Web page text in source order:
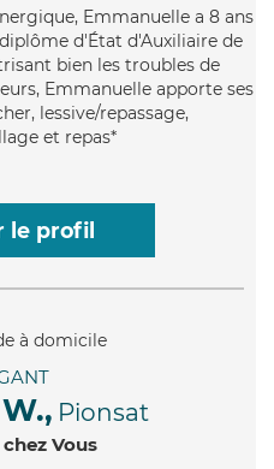
Emmanuelle a 8 ans
d'État d'Auxiliaire de
bien les troubles de
Emmanuelle apporte ses
lessive/repassage,
et repas*
le profil
Pionsat
Vous